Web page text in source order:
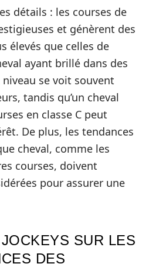
détails : les courses de
et génèrent des
élevés que celles de
ayant brillé dans des
se voit souvent
tandis qu’un cheval
en classe C peut
De plus, les tendances
cheval, comme les
courses, doivent
pour assurer une
SUR LES
DES